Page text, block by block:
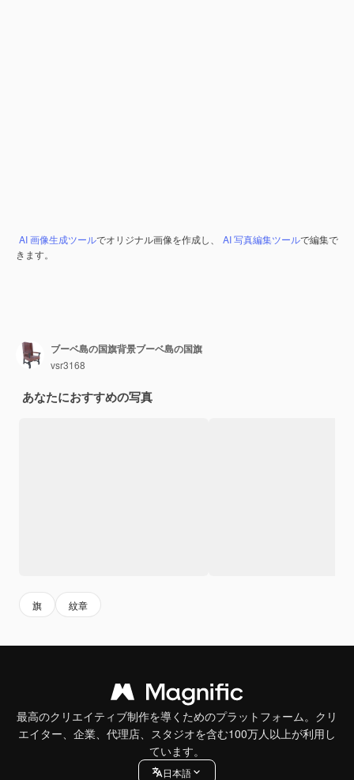
AI 画像生成ツールでオリジナル画像を作成し、 AI 写真編集ツールで編集で
きます。
ブーベ島の国旗背景ブーベ島の国旗
vsr3168
あなたにおすすめの写真
旗 紋章
最高のクリエイティブ制作を導くためのプラットフォーム。クリ
エイター、企業、代理店、スタジオを含む100万人以上が利用し
ています。
日本語